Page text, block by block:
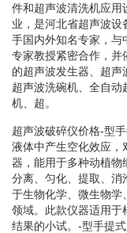
件和超声波清洗机应用
业，是河北省超声波
手国内外知名专家，与
专家教授紧密合作，并
的超声波发生器、超声
超声波洗碗机、全自
机、超。
超声波破碎仪价格-型
液体中产生空化效应，
器，能用于多种动植物
分离、匀化、提取、消
于生物化学、微生物学
领域。此款仪器适用于
结果的小试。-型手提